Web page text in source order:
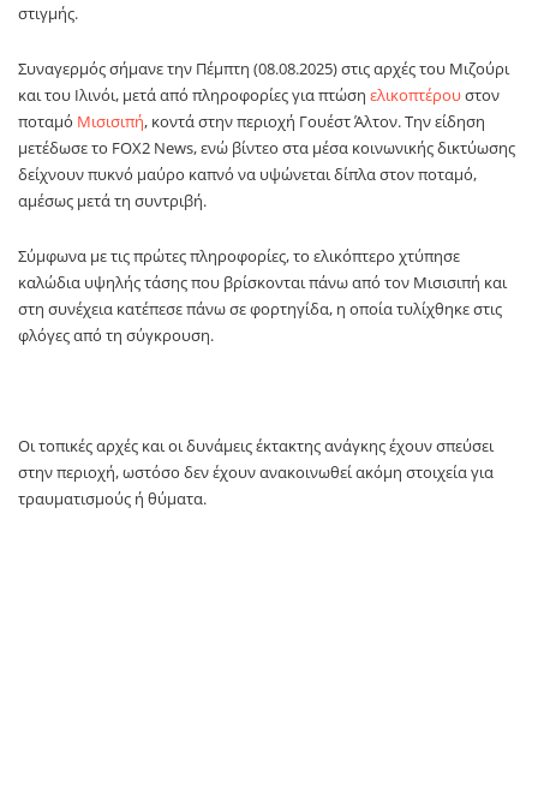
στιγμής.
Συναγερμός σήμανε την Πέμπτη (08.08.2025) στις αρχές του Μιζούρι
και του Ιλινόι, μετά από πληροφορίες για πτώση ελικοπτέρουστον
ποταμό Μισισιπή, κοντά στην περιοχή Γουέστ Άλτον. Την είδηση
μετέδωσε το FOX2 News, ενώ βίντεο στα μέσα κοινωνικής δικτύωσης
δείχνουν πυκνό μαύρο καπνό να υψώνεται δίπλα στον ποταμό,
αμέσως μετά τη συντριβή.
Σύμφωνα με τις πρώτες πληροφορίες, το ελικόπτερο χτύπησε
καλώδια υψηλής τάσης που βρίσκονται πάνω από τον Μισισιπή και
στη συνέχεια κατέπεσε πάνω σε φορτηγίδα, η οποία τυλίχθηκε στις
φλόγες από τη σύγκρουση.
Οι τοπικές αρχές και οι δυνάμεις έκτακτης ανάγκης έχουν σπεύσει
στην περιοχή, ωστόσο δεν έχουν ανακοινωθεί ακόμη στοιχεία για
τραυματισμούς ή θύματα.